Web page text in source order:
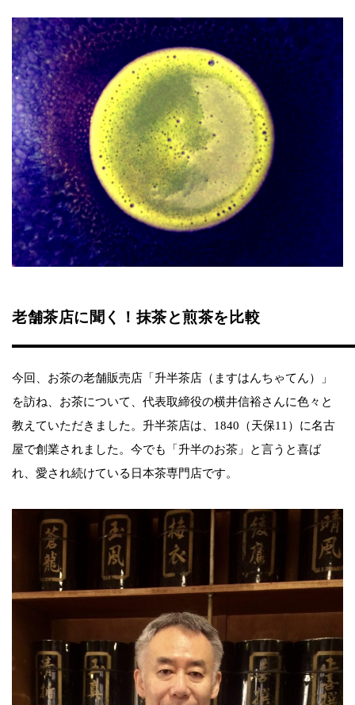
老舗茶店に聞く！抹茶と煎茶を比較
今回、お茶の老舗販売店「升半茶店（ますはんちゃてん）」
を訪ね、お茶について、代表取締役の横井信裕さんに色々と
教えていただきました。升半茶店は、1840（天保11）に名古
屋で創業されました。今でも「升半のお茶」と言うと喜ば
れ、愛され続けている日本茶専門店です。